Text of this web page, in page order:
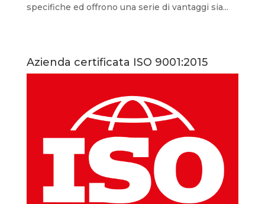
specifiche ed offrono una serie di vantaggi sia...
Azienda certificata ISO 9001:2015